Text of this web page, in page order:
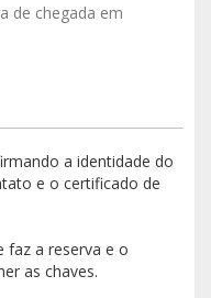
de chegada em
a identidade do
e o certificado de
faz a reserva e o
as chaves.